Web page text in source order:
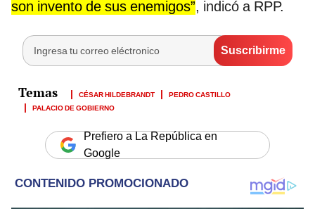
son invento de sus enemigos”, indicó a RPP.
CÉSAR HILDEBRANDT
PEDRO CASTILLO
PALACIO DE GOBIERNO
Prefiero a La República en
Google